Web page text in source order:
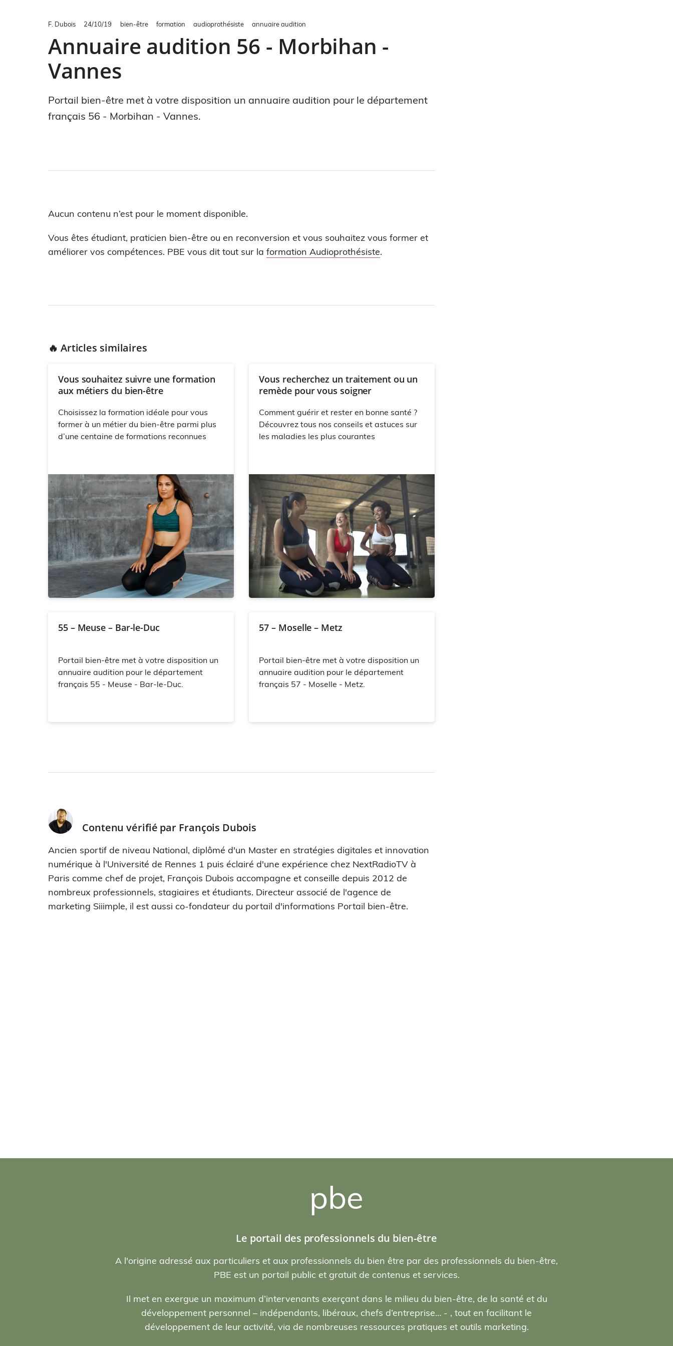
F. Dubois 24/10/19 bien-être formation audioprothésiste annuaire audition
Annuaire audition 56 - Morbihan -
Vannes
Portail bien-être met à votre disposition un annuaire audition pour le département
français 56 - Morbihan - Vannes.
Aucun contenu n’est pour le moment disponible.
Vous êtes étudiant, praticien bien-être ou en reconversion et vous souhaitez vous former et
améliorer vos compétences. PBE vous dit tout sur la formation Audioprothésiste.
🔥 Articles similaires
Vous souhaitez suivre une formation
aux métiers du bien-être
Choisissez la formation idéale pour vous
former à un métier du bien-être parmi plus
d’une centaine de formations reconnues
Vous recherchez un traitement ou un
remède pour vous soigner
Comment guérir et rester en bonne santé ?
Découvrez tous nos conseils et astuces sur
les maladies les plus courantes
55 – Meuse – Bar-le-Duc
Portail bien-être met à votre disposition un
annuaire audition pour le département
français 55 - Meuse - Bar-le-Duc.
57 – Moselle – Metz
Portail bien-être met à votre disposition un
annuaire audition pour le département
français 57 - Moselle - Metz.
Contenu vérifié par François Dubois
Ancien sportif de niveau National, diplômé d'un Master en stratégies digitales et innovation
numérique à l'Université de Rennes 1 puis éclairé d'une expérience chez NextRadioTV à
Paris comme chef de projet, François Dubois accompagne et conseille depuis 2012 de
nombreux professionnels, stagiaires et étudiants. Directeur associé de l'agence de
marketing Siiimple, il est aussi co-fondateur du portail d'informations Portail bien-être.
pbe
Le portail des professionnels du bien-être
A l'origine adressé aux particuliers et aux professionnels du bien être par des professionnels du bien-être,
PBE est un portail public et gratuit de contenus et services.
Il met en exergue un maximum d’intervenants exerçant dans le milieu du bien-être, de la santé et du
développement personnel – indépendants, libéraux, chefs d’entreprise… - , tout en facilitant le
développement de leur activité, via de nombreuses ressources pratiques et outils marketing.